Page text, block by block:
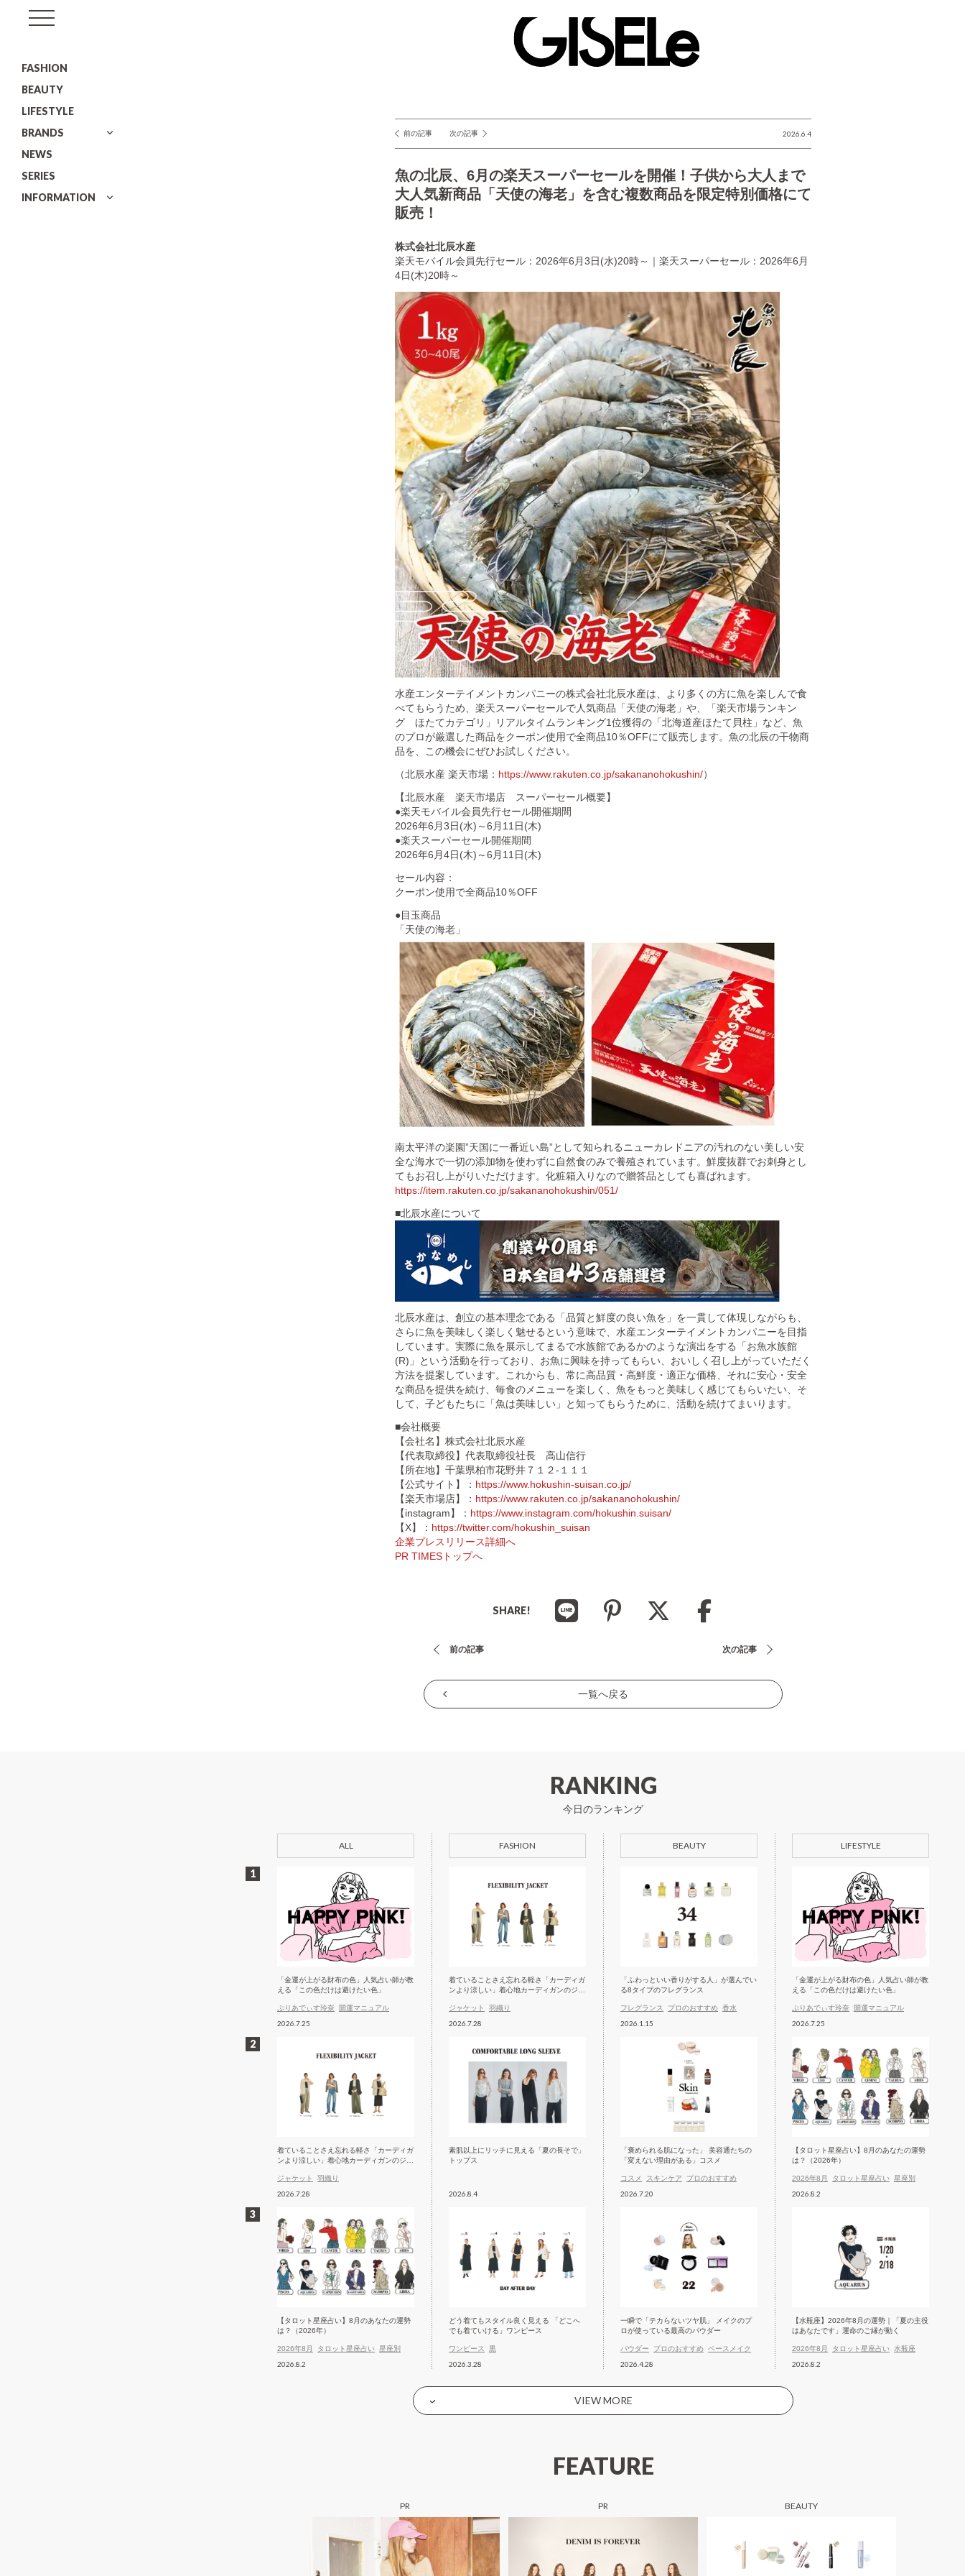
ル)
FASHION
BEAUTY
LIFESTYLE
BRANDS
NEWS
SERIES
INFORMATION
投
ナ
ビ
ゲ
ー
シ
ョ
ン
前の記事 次の記事 2026.6.4
魚の北辰、6月の楽天スーパーセールを開催！子供から大人まで
大人気新商品「天使の海老」を含む複数商品を限定特別価格にて
販売！
株式会社北辰水産
楽天モバイル会員先行セール：2026年6月3日(水)20時～｜楽天スーパーセール：2026年6月
4日(木)20時～
水産エンターテイメントカンパニーの株式会社北辰水産は、より多くの方に魚を楽しんで食
べてもらうため、楽天スーパーセールで人気商品「天使の海老」や、「楽天市場ランキン
グ ほたてカテゴリ」リアルタイムランキング1位獲得の「北海道産ほたて貝柱」など、魚
のプロが厳選した商品をクーポン使用で全商品10％OFFにて販売します。魚の北辰の干物商
品を、この機会にぜひお試しください。
（北辰水産 楽天市場： https://www.rakuten.co.jp/sakananohokushin/）
【北辰水産 楽天市場店 スーパーセール概要】
●楽天モバイル会員先行セール開催期間
2026年6月3日(水)～6月11日(木)
●楽天スーパーセール開催期間
2026年6月4日(木)～6月11日(木)
セール内容：
クーポン使用で全商品10％OFF
●目玉商品
「天使の海老」
南太平洋の楽園”天国に一番近い島”として知られるニューカレドニアの汚れのない美しい安
全な海水で一切の添加物を使わずに自然食のみで養殖されています。鮮度抜群でお刺身とし
てもお召し上がりいただけます。化粧箱入りなので贈答品としても喜ばれます。
https://item.rakuten.co.jp/sakananohokushin/051/
■北辰水産について
北辰水産は、創立の基本理念である「品質と鮮度の良い魚を」を一貫して体現しながらも、
さらに魚を美味しく楽しく魅せるという意味で、水産エンターテイメントカンパニーを目指
しています。実際に魚を展示してまるで水族館であるかのような演出をする「お魚水族館
(R)️」という活動を行っており、お魚に興味を持ってもらい、おいしく召し上がっていただく
方法を提案しています。これからも、常に高品質・高鮮度・適正な価格、それに安心・安全
な商品を提供を続け、毎食のメニューを楽しく、魚をもっと美味しく感じてもらいたい、そ
して、子どもたちに「魚は美味しい」と知ってもらうために、活動を続けてまいります。
■会社概要
【会社名】株式会社北辰水産
【代表取締役】代表取締役社長 高山信行
【所在地】千葉県柏市花野井７１２-１１１
【公式サイト】： https://www.hokushin-suisan.co.jp/
【楽天市場店】： https://www.rakuten.co.jp/sakananohokushin/
【instagram】： https://www.instagram.com/hokushin.suisan/
【X】： https://twitter.com/hokushin_suisan
企業プレスリリース詳細へ
PR TIMESトップへ
SHARE!
投
ナ
ビ
前の記事 次の記事
一覧へ戻る
RANKING
今日のランキング
ALL
「金運が上がる財布の色」人気占い師が教
える「この色だけは避けたい色」
ぷりあでぃす玲奈 開運マニュアル
2026.7.25
着ていることさえ忘れる軽さ「カーディガ
ンより涼しい」着心地カーディガンのジャ
ジャケット
羽織り
2026.7.28
【タロット星座占い】8月のあなたの運勢
は？（2026年）
2026年8月 タロット星座占い 星座別
2026.8.2
FASHION
着ていることさえ忘れる軽さ「カーディガ
ンより涼しい」着心地カーディガンのジャ
ジャケット
羽織り
2026.7.28
素肌以上にリッチに見える「夏の長そで」
トップス
2026.8.4
どう着てもスタイル良く見える 「どこへ
でも着ていける」ワンピース
ワンピース 黒
2026.3.28
BEAUTY
「ふわっといい香りがする人」が選んでい
る8タイプのフレグランス
フレグランス プロのおすすめ 香水
2026.1.15
「褒められる肌になった」 美容通たちの
「変えない理由がある」コスメ
コスメ スキンケア プロのおすすめ
2026.7.20
一瞬で「テカらないツヤ肌」 メイクのプ
ロが使っている最高のパウダー
パウダー プロのおすすめ ベースメイク
2026.4.28
LIFESTYLE
「金運が上がる財布の色」人気占い師が教
える「この色だけは避けたい色」
ぷりあでぃす玲奈 開運マニュアル
2026.7.25
【タロット星座占い】8月のあなたの運勢
は？（2026年）
2026年8月 タロット星座占い 星座別
2026.8.2
【水瓶座】2026年8月の運勢｜「夏の主役
はあなたです」運命のご縁が動く
2026年8月 タロット星座占い 水瓶座
2026.8.2
VIEW MORE
FEATURE
PR PR BEAUTY